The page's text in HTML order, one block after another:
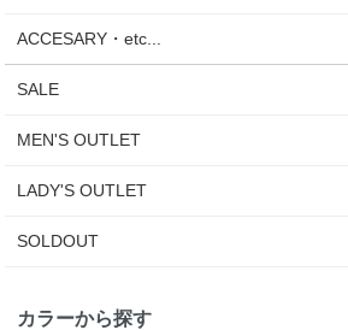
ACCESARY・etc...
SALE
MEN'S OUTLET
LADY'S OUTLET
SOLDOUT
カラーから探す